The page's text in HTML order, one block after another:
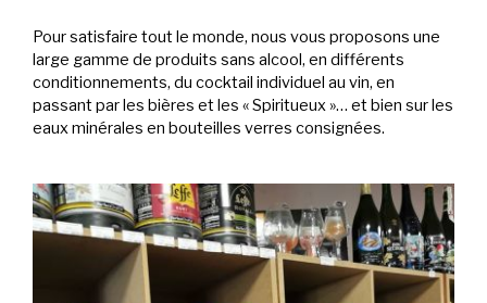
Pour satisfaire tout le monde, nous vous proposons une
large gamme de produits sans alcool, en différents
conditionnements, du cocktail individuel au vin, en
passant par les bières et les « Spiritueux »… et bien sur les
eaux minérales en bouteilles verres consignées.